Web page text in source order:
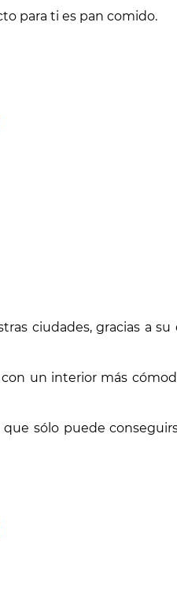
para ti es pan comido.
ciudades, gracias a su
un interior más
sólo puede